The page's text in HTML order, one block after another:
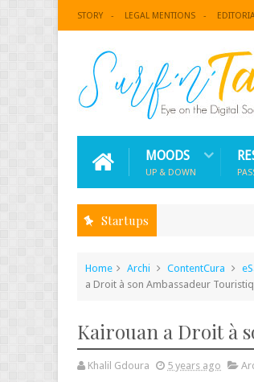
STORY LEGAL MENTIONS
MOODS
UP & DOWN
Startups
Home Archi ContentCura
a Droit à son Ambassadeur
Kairouan a Droit à
Khalil Gdoura 5 years ago